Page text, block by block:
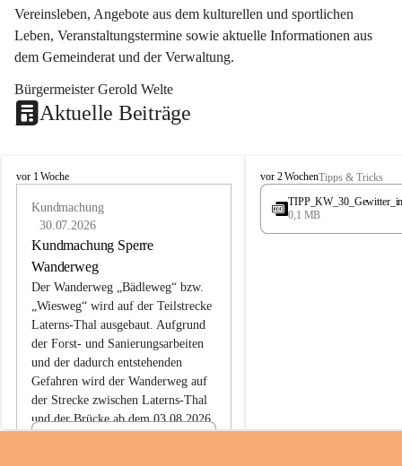
Vereinsleben, Angebote aus dem kulturellen und sportlichen
Leben, Veranstaltungstermine sowie aktuelle Informationen aus
dem Gemeinderat und der Verwaltung.
Bürgermeister Gerold Welte
Aktuelle Beiträge
L
vor 1 Woche
Kundmachung
30.07.2026
Kundmachung Sperre
Wanderweg
Der Wanderweg „Bädleweg“ bzw.
„Wiesweg“ wird auf der Teilstrecke
Laterns-Thal ausgebaut. Aufgrund
der Forst- und Sanierungsarbeiten
und der dadurch entstehenden
Gefahren wird der Wanderweg auf
der Strecke zwischen Laterns-Thal
und der Brücke ab dem 03.08.2026
L
a
e
vor 2 WochenTipps & Tricks
0,1 MB